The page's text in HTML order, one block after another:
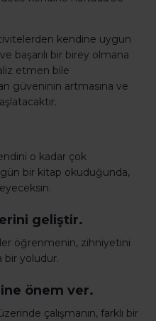
kendine uygun
başarılı bir birey olmana
etmen bile
güveninin artmasına ve
o kadar çok
gün bir kitap okuduğunda,
geliştir.
öğrenmenin, zihniyetini
bir yoludur.
önem ver.
çalışmanın, farklı bir